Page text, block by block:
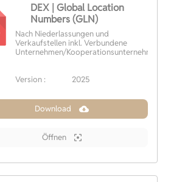
DEX | Global Location
Numbers (GLN)
Nach Niederlassungen und
Verkaufstellen inkl. Verbundene
Unternehmen/Kooperationsunternehmen
Version : 2025
Download
Öffnen